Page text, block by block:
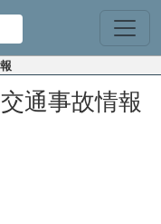
通事故情報